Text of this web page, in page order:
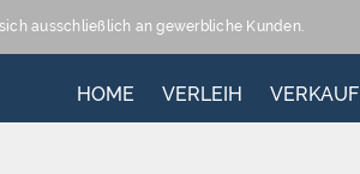
ausschließlich an gewerbliche Kunden.
HOME VERLEIH VERKAUF